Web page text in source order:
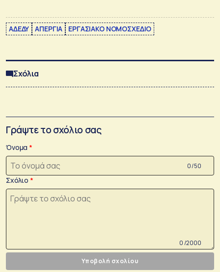
ΑΔΕΔΥ ΑΠΕΡΓΙΑ ΕΡΓΑΣΙΑΚΟ ΝΟΜΟΣΧΕΔΙΟ
Σχόλια
Γράψτε το σχόλιο σας
Όνομα
0 /50
Σχόλιο
0 /2000
Υποβολή σχολίου